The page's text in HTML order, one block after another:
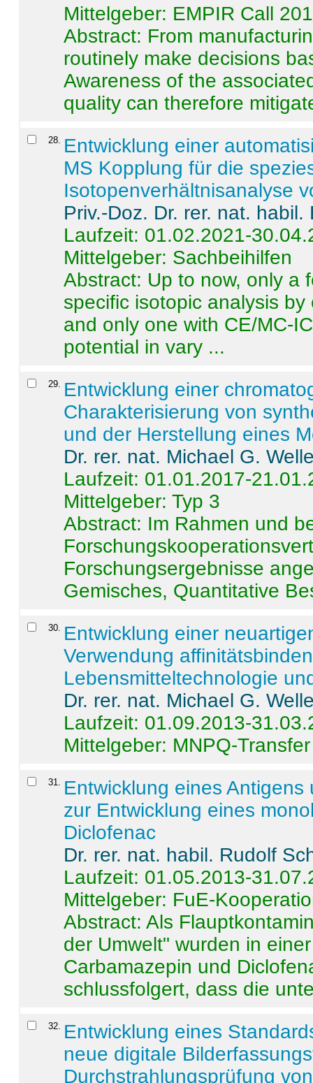
Mittelgeber: EMPIR Call
Abstract: From
routinely make decisions
Awareness of the
quality can therefore
28. Entwicklung einer
MS Kopplung für die
Isotopenverhältnisanalyse
Priv.-Doz. Dr. rer. nat.
Laufzeit: 01.02.2021-
Mittelgeber: Sachbeihilfen
Abstract: Up to now, only a
specific isotopic analysis
and only one with CE/MC-
potential in vary ...
29. Entwicklung einer
Charakterisierung von
und der Herstellung eines
Dr. rer. nat. Michael G.
Laufzeit: 01.01.2017-
Mittelgeber: Typ 3
Abstract: Im Rahmen und
Forschungsergebnisse
Gemisches, Quantitative
30. Entwicklung einer
Verwendung
Lebensmitteltechnologie
Dr. rer. nat. Michael G.
Laufzeit: 01.09.2013-
Mittelgeber: MNPQ-Transfer
31. Entwicklung eines
zur Entwicklung eines
Diclofenac
Dr. rer. nat. habil. Rudolf
Laufzeit: 01.05.2013-
Mittelgeber: FuE-
Abstract:Als
der Umwelt" wurden in
Carbamazepin und
schlussfolgert, dass die
32. Entwicklung eines
neue digitale
Durchstrahlungsprüfung